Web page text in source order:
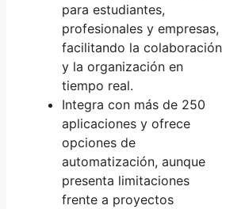
para estudiantes,
profesionales y empresas,
facilitando la colaboración
y la organización en
tiempo real.
Integra con más de 250
aplicaciones y ofrece
opciones de
automatización, aunque
presenta limitaciones
frente a proyectos